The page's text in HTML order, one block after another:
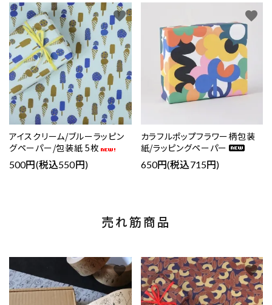
アイスクリーム/ブルーラッピン
グペーパー/包装紙 5枚
500円(税込550円)
favorite
カラフルポップフラワー柄包装
紙/ラッピングペーパー
650円(税込715円)
favorite
売れ筋商品
favorite favorite